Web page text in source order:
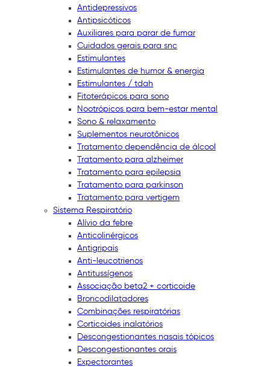
Antidepressivos
Antipsicóticos
Auxiliares para parar de fumar
Cuidados gerais para snc
Estimulantes
Estimulantes de humor & energia
Estimulantes / tdah
Fitoterápicos para sono
Nootrópicos para bem-estar mental
Sono & relaxamento
Suplementos neurotônicos
Tratamento dependência de álcool
Tratamento para alzheimer
Tratamento para epilepsia
Tratamento para parkinson
Tratamento para vertigem
Sistema Respiratório
Alívio da febre
Anticolinérgicos
Antigripais
Anti-leucotrienos
Antitussígenos
Associação beta2 + corticoide
Broncodilatadores
Combinações respiratórias
Corticoides inalatórios
Descongestionantes nasais tópicos
Descongestionantes orais
Expectorantes